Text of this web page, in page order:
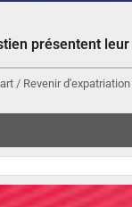
présentent
/ Revenir d'expatriation